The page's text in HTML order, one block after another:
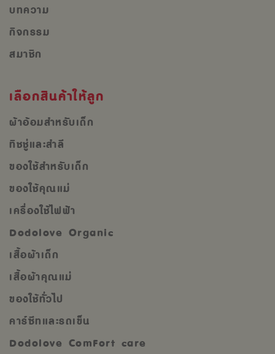
บทความ
กิจกรรม
สมาชิก
เลือกสินค้าให้ลูก
ผ้าอ้อมสำหรับเด็ก
ทิชชู่และสำลี
ของใช้สำหรับเด็ก
ของใช้คุณแม่
เครื่องใช้ไฟฟ้า
Dodolove Organic
เสื้อผ้าเด็ก
เสื้อผ้าคุณแม่
ของใช้ทั่วไป
คาร์ซีทและรถเข็น
Dodolove ComFort care